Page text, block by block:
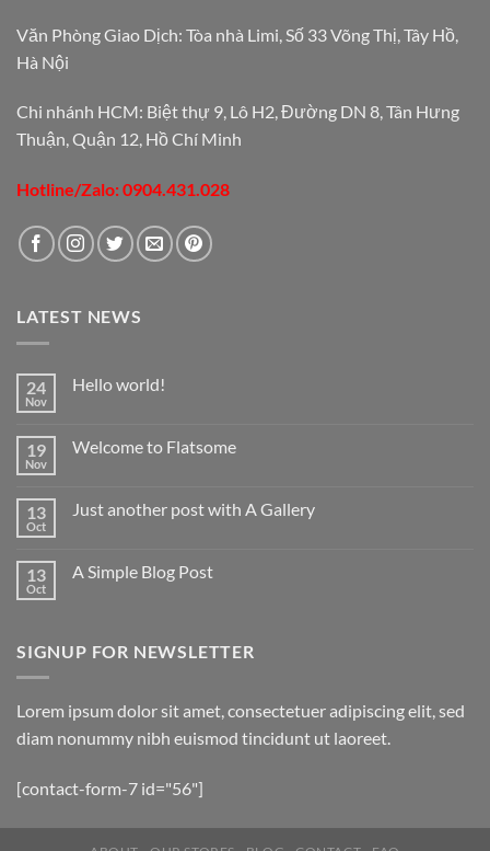
Văn Phòng Giao Dịch: Tòa nhà Limi, Số 33 Võng Thị, Tây Hồ,
Hà Nội
Chi nhánh HCM: Biệt thự 9, Lô H2, Đường DN 8, Tân Hưng
Thuận, Quận 12, Hồ Chí Minh
Hotline/Zalo: 0904.431.028
LATEST NEWS
24
Nov
Hello world!
19
Nov
Welcome to Flatsome
13
Oct
Just another post with A Gallery
13
Oct
A Simple Blog Post
SIGNUP FOR NEWSLETTER
Lorem ipsum dolor sit amet, consectetuer adipiscing elit, sed
diam nonummy nibh euismod tincidunt ut laoreet.
[contact-form-7 id="56"]